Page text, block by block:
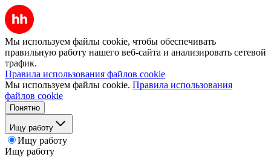
Мы используем файлы cookie, чтобы обеспечивать
правильную работу нашего веб-сайта и анализировать сетевой
трафик.
Правила использования файлов cookie
Мы используем файлы cookie. Правила использования
файлов cookie
Понятно
Ищу работу
Ищу работу
Ищу работу